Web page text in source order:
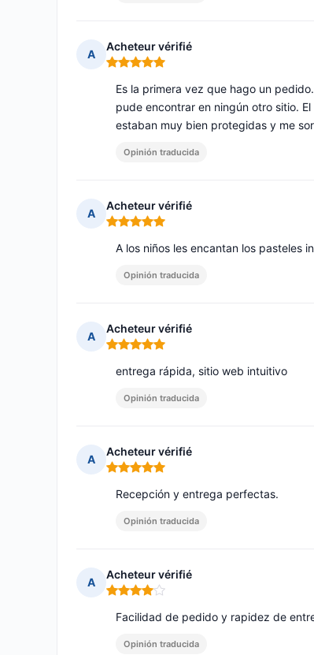
A
Acheteur vérifié
Nota: 5 de 5
Es la primera vez que hago un
pude encontrar en ningún otro sitio.
estaban muy bien protegidas y me
Opinión traducida
A
Acheteur vérifié
Nota: 5 de 5
A los niños les encantan los pasteles
Opinión traducida
A
Acheteur vérifié
Nota: 5 de 5
entrega rápida, sitio web intuitivo
Opinión traducida
A
Acheteur vérifié
Nota: 5 de 5
Recepción y entrega perfectas.
Opinión traducida
A
Acheteur vérifié
Nota: 4 de 5
Facilidad de pedido y rapidez de
Opinión traducida